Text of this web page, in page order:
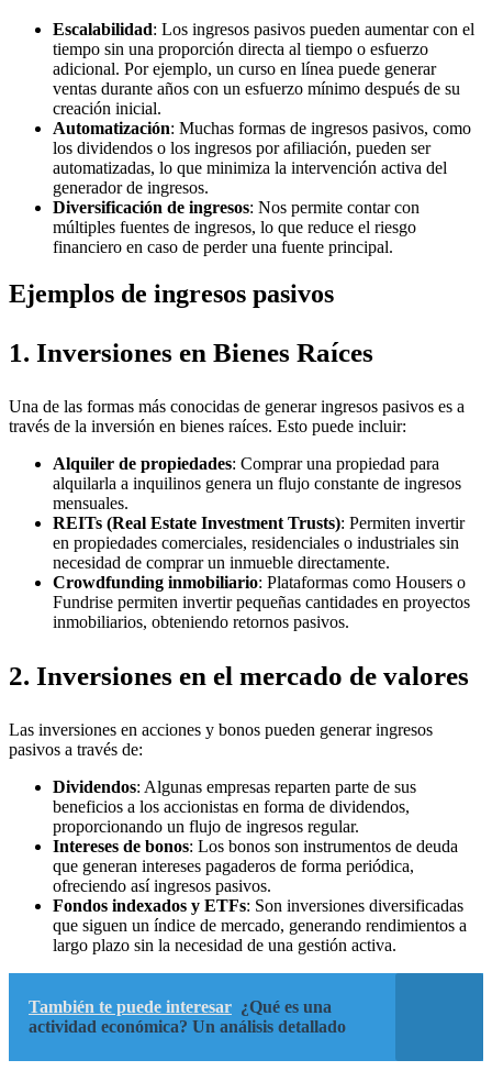
Escalabilidad: Los ingresos pasivos pueden aumentar con el
tiempo sin una proporción directa al tiempo o esfuerzo
adicional. Por ejemplo, un curso en línea puede generar
ventas durante años con un esfuerzo mínimo después de su
creación inicial.
Automatización: Muchas formas de ingresos pasivos, como
los dividendos o los ingresos por afiliación, pueden ser
automatizadas, lo que minimiza la intervención activa del
generador de ingresos.
Diversificación de ingresos: Nos permite contar con
múltiples fuentes de ingresos, lo que reduce el riesgo
financiero en caso de perder una fuente principal.
Ejemplos de ingresos pasivos
1. Inversiones en Bienes Raíces
Una de las formas más conocidas de generar ingresos pasivos es a
través de la inversión en bienes raíces. Esto puede incluir:
Alquiler de propiedades: Comprar una propiedad para
alquilarla a inquilinos genera un flujo constante de ingresos
mensuales.
REITs (Real Estate Investment Trusts): Permiten invertir
en propiedades comerciales, residenciales o industriales sin
necesidad de comprar un inmueble directamente.
Crowdfunding inmobiliario: Plataformas como Housers o
Fundrise permiten invertir pequeñas cantidades en proyectos
inmobiliarios, obteniendo retornos pasivos.
2. Inversiones en el mercado de valores
Las inversiones en acciones y bonos pueden generar ingresos
pasivos a través de:
Dividendos: Algunas empresas reparten parte de sus
beneficios a los accionistas en forma de dividendos,
proporcionando un flujo de ingresos regular.
Intereses de bonos: Los bonos son instrumentos de deuda
que generan intereses pagaderos de forma periódica,
ofreciendo así ingresos pasivos.
Fondos indexados y ETFs: Son inversiones diversificadas
que siguen un índice de mercado, generando rendimientos a
largo plazo sin la necesidad de una gestión activa.
También te puede interesar ¿Qué es una
actividad económica? Un análisis detallado